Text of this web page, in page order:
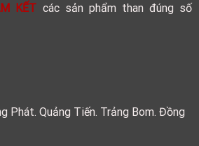
KẾT các sản phẩm than đúng số
Phát. Quảng Tiến. Trảng Bom. Đồng